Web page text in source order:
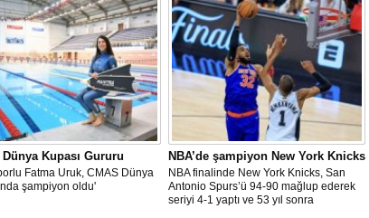
Kupası Gururu
Fatma Uruk, CMAS Dünya
şampiyon oldu'
NBA’de şampiyon New York Knicks
NBA finalinde New York Knicks, San
Antonio Spurs’ü 94-90 mağlup ederek
seriyi 4-1 yaptı ve 53 yıl sonra